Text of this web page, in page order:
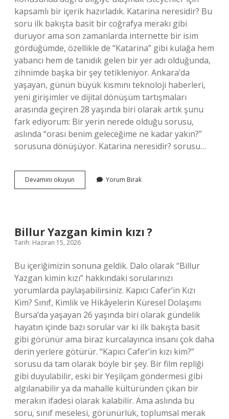
kapsamlı bir içerik hazırladık. Katarina neresidir? Bu
soru ilk bakışta basit bir coğrafya merakı gibi
duruyor ama son zamanlarda internette bir isim
gördüğümde, özellikle de “Katarina” gibi kulağa hem
yabancı hem de tanıdık gelen bir yer adı olduğunda,
zihnimde başka bir şey tetikleniyor. Ankara’da
yaşayan, günün büyük kısmını teknoloji haberleri,
yeni girişimler ve dijital dönüşüm tartışmaları
arasında geçiren 28 yaşında biri olarak artık şunu
fark ediyorum: Bir yerin nerede olduğu sorusu,
aslında “orası benim geleceğime ne kadar yakın?”
sorusuna dönüşüyor. Katarina neresidir? sorusu…
Devamını okuyun Katarina
neresidir
Yorum Bırak
Billur Yazgan kimin kızı ?
Tarih: Haziran 15, 2026
Bu içeriğimizin sonuna geldik. Dalo olarak “Billur
Yazgan kimin kızı” hakkındaki sorularınızı
yorumlarda paylaşabilirsiniz. Kapıcı Cafer’in Kızı
Kim? Sınıf, Kimlik ve Hikâyelerin Küresel Dolaşımı
Bursa’da yaşayan 26 yaşında biri olarak gündelik
hayatın içinde bazı sorular var ki ilk bakışta basit
gibi görünür ama biraz kurcalayınca insanı çok daha
derin yerlere götürür. “Kapıcı Cafer’in kızı kim?”
sorusu da tam olarak böyle bir şey. Bir film repliği
gibi duyulabilir, eski bir Yeşilçam göndermesi gibi
algılanabilir ya da mahalle kültüründen çıkan bir
merakın ifadesi olarak kalabilir. Ama aslında bu
soru, sınıf meselesi, görünürlük, toplumsal merak